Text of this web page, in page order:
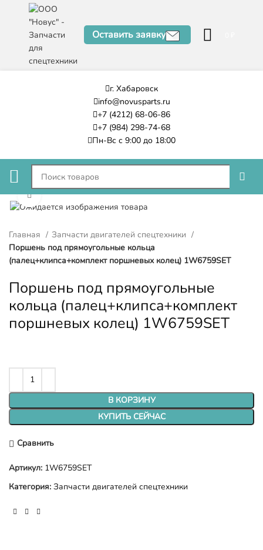
Оставить заявку
г. Хабаровск
info@novusparts.ru
+7 (4212) 68-06-86
+7 (984) 298-74-68
Пн-Вс с 9:00 до 18:00
Нажмите, чтобы увеличить
Главная
Запчасти двигателей спецтехники
Поршень под прямоугольные кольца
(палец+клипса+комплект поршневых колец) 1W6759SET
Поршень под прямоугольные
кольца (палец+клипса+комплект
поршневых колец) 1W6759SET
В КОРЗИНУ
КУПИТЬ СЕЙЧАС
Сравнить
Артикул: 1W6759SET
Категория: Запчасти двигателей спецтехники